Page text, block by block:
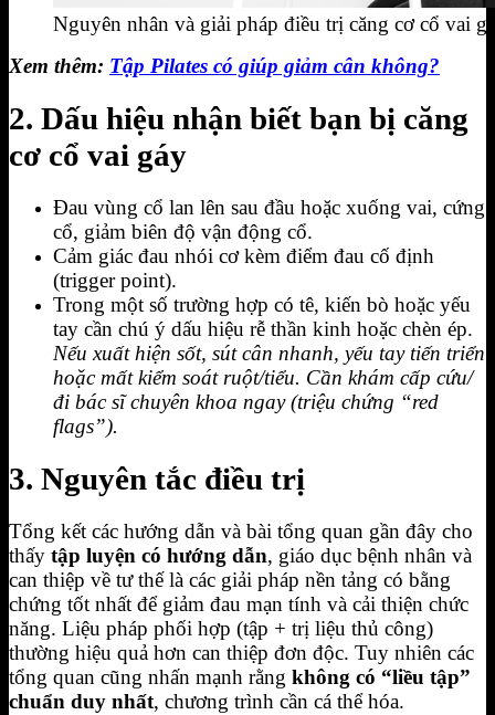
Nguyên nhân và giải pháp điều trị căng cơ cổ vai
Xem thêm: Tập Pilates có giúp giảm cân không?
2. Dấu hiệu nhận biết bạn bị căng
cơ cổ vai gáy
Đau vùng cổ lan lên sau đầu hoặc xuống vai, cứng
cổ, giảm biên độ vận động cổ.
Cảm giác đau nhói cơ kèm điểm đau cố định
(trigger point).
Trong một số trường hợp có tê, kiến bò hoặc yếu
tay cần chú ý dấu hiệu rễ thần kinh hoặc chèn ép.
Nếu xuất hiện sốt, sút cân nhanh, yếu tay tiến triển
hoặc mất kiểm soát ruột/tiểu. Cần khám cấp cứu/
đi bác sĩ chuyên khoa ngay (triệu chứng “red
flags”).
3. Nguyên tắc điều trị
Tổng kết các hướng dẫn và bài tổng quan gần đây cho
thấy tập luyện có hướng dẫn, giáo dục bệnh nhân và
can thiệp về tư thế là các giải pháp nền tảng có bằng
chứng tốt nhất để giảm đau mạn tính và cải thiện chức
năng. Liệu pháp phối hợp (tập + trị liệu thủ công)
thường hiệu quả hơn can thiệp đơn độc. Tuy nhiên các
tổng quan cũng nhấn mạnh rằng không có “liều tập”
chuẩn duy nhất, chương trình cần cá thể hóa.